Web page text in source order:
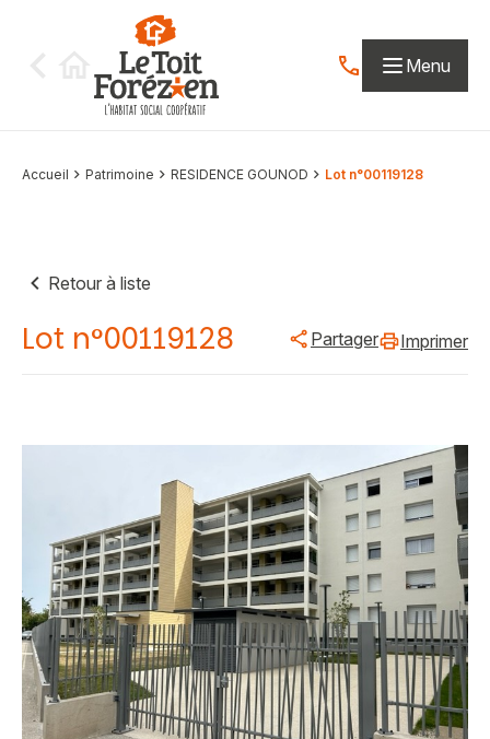
Contactez-nous
Menu
Accueil Patrimoine RESIDENCE GOUNOD Lot n°00119128
Retour à liste
Lot n°00119128 Partager Imprimer